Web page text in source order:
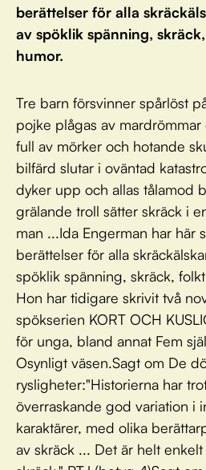
berättelser för alla
av spöklik spänning,
humor.
Tre barn försvinner spårlöst
pojke plågas av
full av mörker och hotande
bilfärd slutar i oväntad
dyker upp och allas tålamod
grälande troll sätter skräck i
man ...Ida Engerman har här
berättelser för alla
spöklik spänning, skräck,
Hon har tidigare skrivit två
spökserien KORT OCH
för unga, bland annat Fem
Osynligt väsen.Sagt om De
rysligheter:"Historierna har
överraskande god variation i
karaktärer, med olika
av skräck ... Det är helt